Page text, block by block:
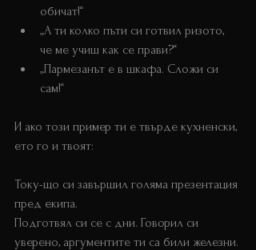
обичат!“
„А ти колко пъти си готвил ризото,
че ме учиш как се прави?“
„Пармезанът е в шкафа. Сложи си
сам!“
И ако този пример ти е твърде кухненски,
ето го и твоят:
Току-що си завършил голяма презентация
пред екипа.
Подготвял си се с дни. Говорил си
уверено, аргументите ти са били железни.